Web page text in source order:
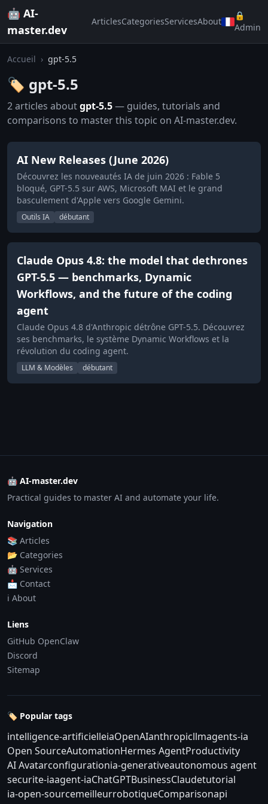
🤖 AI-
master.dev
ArticlesCategoriesServicesAbout
🔒
Admin
Accueil › gpt-5.5
🏷️ gpt-5.5
2 articles aboutgpt-5.5— guides, tutorials and
comparisons to master this topic on AI-master.dev.
AI New Releases (June 2026)
Découvrez les nouveautés IA de juin 2026 : Fable 5
bloqué, GPT-5.5 sur AWS, Microsoft MAI et le grand
basculement d'Apple vers Google Gemini.
Outils IA débutant
Claude Opus 4.8: the model that dethrones
GPT-5.5 — benchmarks, Dynamic
Workflows, and the future of the coding
agent
Claude Opus 4.8 d'Anthropic détrône GPT-5.5. Découvrez
ses benchmarks, le système Dynamic Workflows et la
révolution du coding agent.
LLM & Modèles débutant
🤖 AI-master.dev
Practical guides to master AI and automate your life.
Navigation
📚 Articles
📂 Categories
🤖 Services
📩 Contact
ℹ️ About
Liens
GitHub OpenClaw
Discord
Sitemap
🏷️ Popular tags
intelligence-artificielleiaOpenAIanthropicllmagents-ia
Open SourceAutomationHermes AgentProductivity
AI Avatarconfigurationia-generativeautonomous agent
securite-iaagent-iaChatGPTBusinessClaudetutorial
ia-open-sourcemeilleurrobotiqueComparisonapi